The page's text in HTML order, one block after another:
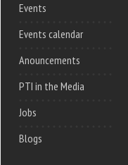
Events
Events calendar
Anouncements
PTI in the Media
Jobs
Blogs